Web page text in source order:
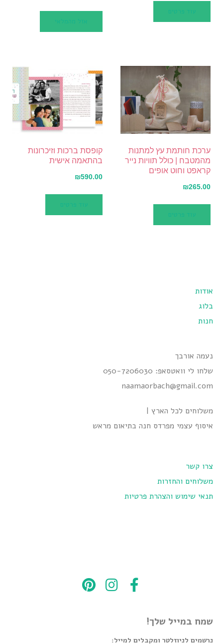
עוד פרטים
אזל מהמלאי
ערכת חותמת עץ למתנות
מהמטבח | כולל תוויות נייר
קראפט וחוט אופים
₪265.00
עוד פרטים
קופסת ברכות וזיכרונות
בהתאמה אישית
₪590.00
עוד פרטים
אודות
בלוג
חנות
נעמה אורבך
שלחו לי וואטסאפ: 050-7206030
naamaorbach@gmail.com
משלוחים לכל הארץ |
איסוף עצמי מפרדס חנה בתיאום מראש
צרו קשר
משלוחים והחזרות
תנאי שימוש והצהרת פרטיות
שמח במייל שלך!
נרשמים לניוזלטר ומקבלים למייל: